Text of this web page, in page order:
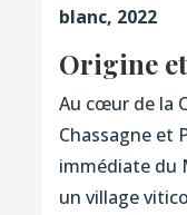
blanc, 2022
Origine
Au cœur de la
Chassagne et
immédiate du
un village